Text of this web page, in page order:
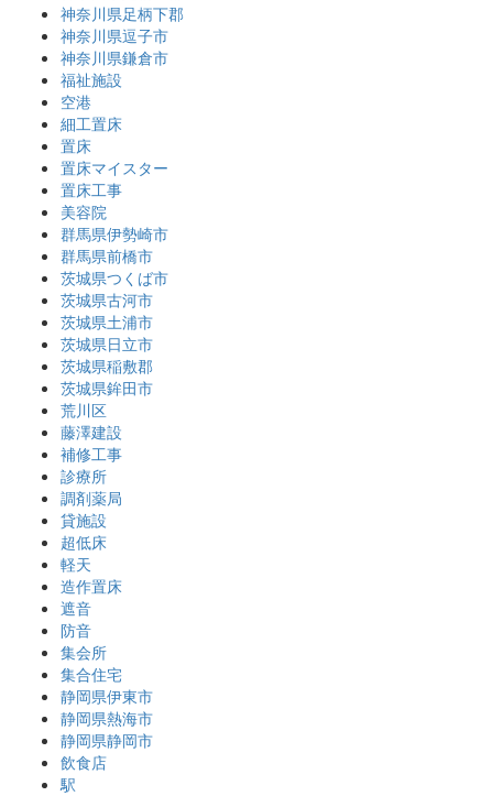
神奈川県足柄下郡
神奈川県逗子市
神奈川県鎌倉市
福祉施設
空港
細工置床
置床
置床マイスター
置床工事
美容院
群馬県伊勢崎市
群馬県前橋市
茨城県つくば市
茨城県古河市
茨城県土浦市
茨城県日立市
茨城県稲敷郡
茨城県鉾田市
荒川区
藤澤建設
補修工事
診療所
調剤薬局
貸施設
超低床
軽天
造作置床
遮音
防音
集会所
集合住宅
静岡県伊東市
静岡県熱海市
静岡県静岡市
飲食店
駅